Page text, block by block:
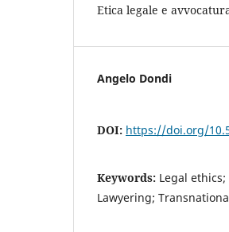
Etica legale e
Angelo Dondi
DOI: https://doi.org/
Keywords: Legal
Lawyering;